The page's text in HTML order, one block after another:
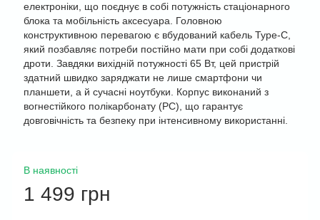
електроніки, що поєднує в собі потужність стаціонарного
блока та мобільність аксесуара. Головною
конструктивною перевагою є вбудований кабель Type-C,
який позбавляє потреби постійно мати при собі додаткові
дроти. Завдяки вихідній потужності 65 Вт, цей пристрій
здатний швидко заряджати не лише смартфони чи
планшети, а й сучасні ноутбуки. Корпус виконаний з
вогнестійкого полікарбонату (PC), що гарантує
довговічність та безпеку при інтенсивному використанні.
В наявності
1 499 грн